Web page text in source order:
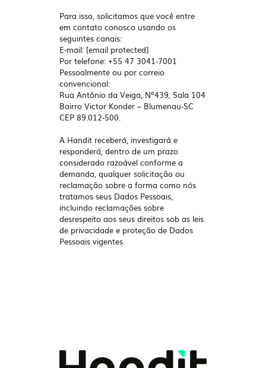
Para isso, solicitamos que você entre
em contato conosco usando os
seguintes canais:
E-mail: [email protected]
Por telefone: +55 47 3041-7001
Pessoalmente ou por correio
convencional:
Rua Antônio da Veiga, Nº439, Sala 104
Bairro Victor Konder – Blumenau-SC
CEP 89.012-500.
A Handit receberá, investigará e
responderá, dentro de um prazo
considerado razoável conforme a
demanda, qualquer solicitação ou
reclamação sobre a forma como nós
tratamos seus Dados Pessoais,
incluindo reclamações sobre
desrespeito aos seus direitos sob as leis
de privacidade e proteção de Dados
Pessoais vigentes.